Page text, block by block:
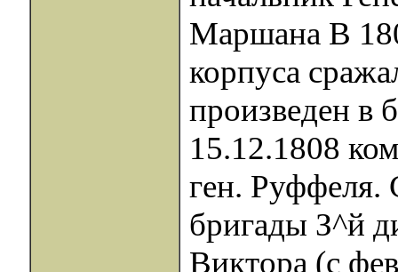
Маршана В
корпуса
произведен в
15.12.1808
ген. Руффеля.
бригады З^й
Виктора (с